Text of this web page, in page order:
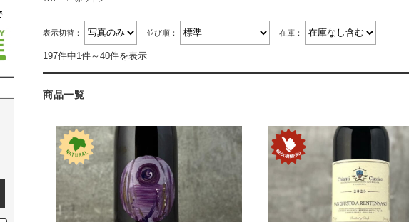
表示切替： 並び順： 在庫：
197件中1件～40件を表示
商品一覧